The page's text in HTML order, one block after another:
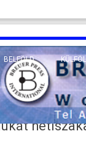
BELFÖLD
VALLÁS